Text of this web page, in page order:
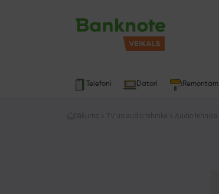
Telefoni Datori Remontam
Sākums TV un audio tehnika Audio tehnika